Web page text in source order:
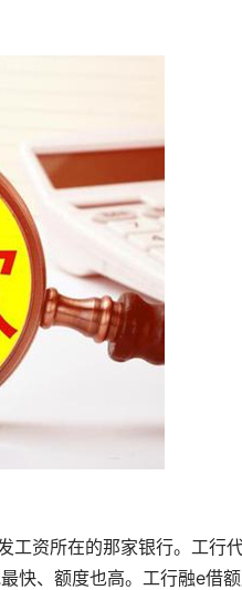
工资所在的那家银行。工行
快、额度也高。工行融e借